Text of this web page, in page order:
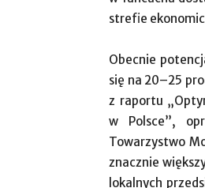
strefie
Obecnie
się na 20–25
z raportu
w Polsce”,
Towarzystwo
znacznie
lokalnych